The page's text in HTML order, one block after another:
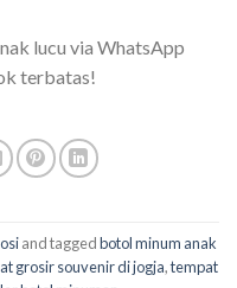
lucu via WhatsApp
terbatas!
and taggedbotol minum anak
grosir souvenir di jogja,tempat